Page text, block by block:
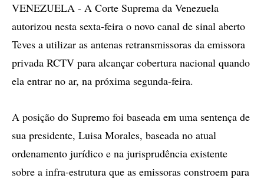
VENEZUELA - A Corte Suprema da Venezuela
autorizou nesta sexta-feira o novo canal de sinal aberto
Teves a utilizar as antenas retransmissoras da emissora
privada RCTV para alcançar cobertura nacional quando
ela entrar no ar, na próxima segunda-feira.
A posição do Supremo foi baseada em uma sentença de
sua presidente, Luisa Morales, baseada no atual
ordenamento jurídico e na jurisprudência existente
sobre a infra-estrutura que as emissoras constroem para